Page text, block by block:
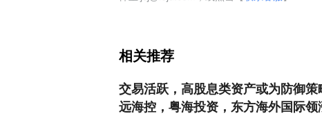
相关推荐
交易活跃，高股息类资产或为防御
远海控，粤海投资，东方海外国际领